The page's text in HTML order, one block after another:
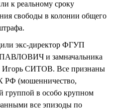
к реальному сроку
свободы в колонии общего
экс-директор ФГУП
и замначальника
Игорь СИТОВ. Все признаны
РФ (мошенничество,
группой в особо крупном
все эпизоды по